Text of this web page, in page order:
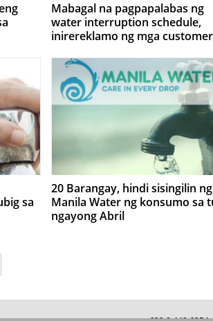
Mabagal na pagpapalabas ng
water interruption schedule,
inirereklamo ng mga
sa
20 Barangay, hindi sisingilin ng
Manila Water ng konsumo sa
ngayong Abril